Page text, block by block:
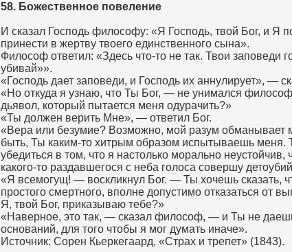
58. Божественное повеление
И сказал Господь философу: «Я Господь, твой Бог, и Я
принести в жертву твоего единственного сына».
Философ ответил: «Здесь что-то не так. Твои заповеди
убивай»».
«Господь дает заповеди, и Господь их аннулирует», —
«Но откуда я узнаю, что Ты Бог, — не унимался
дьявол, который пытается меня одурачить?»
«Ты должен верить Мне», — ответил Бог.
«Вера или безумие? Возможно, мой разум обманывает
быть, Ты каким-то хитрым образом испытываешь меня.
убедиться в том, что я настолько морально неустойчив,
какого-то раздавшегося с неба голоса совершу
«Я всемогущ! — воскликнул Бог. — Ты хочешь сказать,
простого смертного, вполне допустимо отказаться от
Я, твой Бог, приказываю тебе?»
«Наверное, это так, — сказал философ, — и Ты не
оснований, для того чтобы я мог думать иначе».
Источник: Сорен Кьеркегаард, «Страх и трепет» (1843).